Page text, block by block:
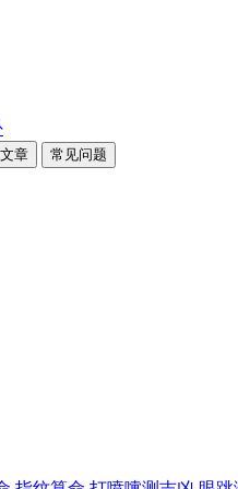
章 常见问题